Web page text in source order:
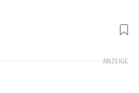
Foto: Zeichnung: Kraft
ANZEIGE